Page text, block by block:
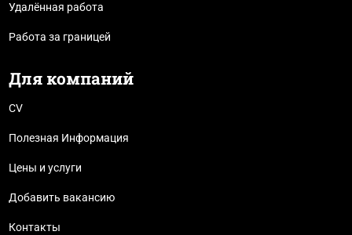
Удалённая работа
Работа за границей
Для компаний
CV
Полезная Информация
Цены и услуги
Добавить вакансию
Контакты